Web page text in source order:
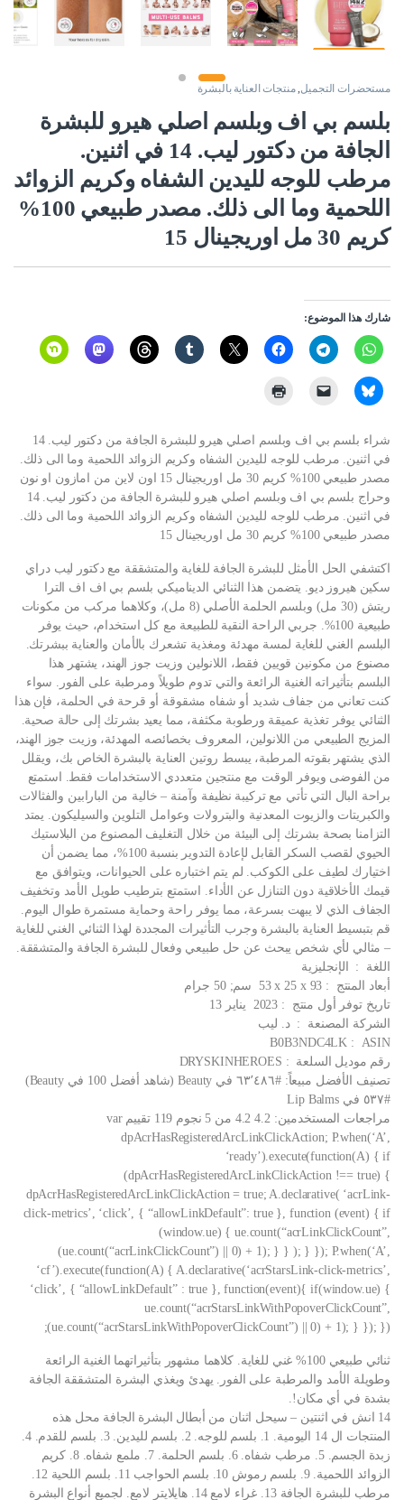
مستحضرات التجميل ,منتجات العناية بالبشرة
بلسم بي اف وبلسم اصلي هيرو للبشرة
الجافة من دكتور ليب. 14 في اثنين.
مرطب للوجه لليدين الشفاه وكريم الزوائد
اللحمية وما الى ذلك. مصدر طبيعي 100%
كريم 30 مل اوريجينال 15
شارك هذا الموضوع:
شراء بلسم بي اف وبلسم اصلي هيرو للبشرة الجافة من دكتور ليب. 14
في اثنين. مرطب للوجه لليدين الشفاه وكريم الزوائد اللحمية وما الى ذلك.
مصدر طبيعي 100% كريم 30 مل اوريجينال 15 اون لاين من امازون او نون
وحراج بلسم بي اف وبلسم اصلي هيرو للبشرة الجافة من دكتور ليب. 14
في اثنين. مرطب للوجه لليدين الشفاه وكريم الزوائد اللحمية وما الى ذلك.
مصدر طبيعي 100% كريم 30 مل اوريجينال 15
اكتشفي الحل الأمثل للبشرة الجافة للغاية والمتشققة مع دكتور ليب دراي
سكين هيروز ديو. يتضمن هذا الثنائي الديناميكي بلسم بي اف اف الترا
ريتش (30 مل) وبلسم الحلمة الأصلي (8 مل)، وكلاهما مركب من مكونات
طبيعية 100%. جربي الراحة النقية للطبيعة مع كل استخدام، حيث يوفر
البلسم الغني للغاية لمسة مهدئة ومغذية تشعرك بالأمان والعناية ببشرتك.
مصنوع من مكونين قويين فقط، اللانولين وزيت جوز الهند، يشتهر هذا
البلسم بتأثيراته الغنية الرائعة والتي تدوم طويلاً ومرطبة على الفور. سواء
كنت تعاني من جفاف شديد أو شفاه مشقوقة أو قرحة في الحلمة، فإن هذا
الثنائي يوفر تغذية عميقة ورطوبة مكثفة، مما يعيد بشرتك إلى حالة صحية.
المزيج الطبيعي من اللانولين، المعروف بخصائصه المهدئة، وزيت جوز الهند،
الذي يشتهر بقوته المرطبة، يبسط روتين العناية بالبشرة الخاص بك، ويقلل
من الفوضى ويوفر الوقت مع منتجين متعددي الاستخدامات فقط. استمتع
براحة البال التي تأتي مع تركيبة نظيفة وآمنة – خالية من البارابين والفثالات
والكبريتات والزيوت المعدنية والبترولات وعوامل التلوين والسيليكون. يمتد
التزامنا بصحة بشرتك إلى البيئة من خلال التغليف المصنوع من البلاستيك
الحيوي لقصب السكر القابل لإعادة التدوير بنسبة 100%، مما يضمن أن
اختيارك لطيف على الكوكب. لم يتم اختباره على الحيوانات، ويتوافق مع
قيمك الأخلاقية دون التنازل عن الأداء. استمتع بترطيب طويل الأمد وتخفيف
الجفاف الذي لا يبهت بسرعة، مما يوفر راحة وحماية مستمرة طوال اليوم.
قم بتبسيط العناية بالبشرة وجرب التأثيرات المجددة لهذا الثنائي الغني للغاية
– مثالي لأي شخص يبحث عن حل طبيعي وفعال للبشرة الجافة والمتشققة.
اللغة ‏ : ‎ الإنجليزية
أبعاد المنتج ‏ : ‎ 53 x 25 x 93 سم; 50 جرام
تاريخ توفر أول منتج ‏ : ‎ 2023 يناير 13
الشركة المصنعة ‏ : ‎ د. ليب
ASIN ‏ : ‎ B0B3NDC4LK
رقم موديل السلعة ‏ : ‎ DRYSKINHEROES
تصنيف الأفضل مبيعاً: #٦٣٬٤٨٦ في Beauty (شاهد أفضل 100 في Beauty)
#٥٣٧ في Lip Balms
مراجعات المستخدمين: 4.2 4.2 من 5 نجوم 119 تقييم var
dpAcrHasRegisteredArcLinkClickAction; P.when(‘A’,
‘ready’).execute(function(A) { if
(dpAcrHasRegisteredArcLinkClickAction !== true) {
dpAcrHasRegisteredArcLinkClickAction = true; A.declarative( ‘acrLink-
click-metrics’, ‘click’, { “allowLinkDefault”: true }, function (event) { if
(window.ue) { ue.count(“acrLinkClickCount”,
(ue.count(“acrLinkClickCount”) || 0) + 1); } } ); } }); P.when(‘A’,
‘cf’).execute(function(A) { A.declarative(‘acrStarsLink-click-metrics’,
‘click’, { “allowLinkDefault” : true }, function(event){ if(window.ue) {
ue.count(“acrStarsLinkWithPopoverClickCount”,
(ue.count(“acrStarsLinkWithPopoverClickCount”) || 0) + 1); } }); });
ثنائي طبيعي 100% غني للغاية. كلاهما مشهور بتأثيراتهما الغنية الرائعة
وطويلة الأمد والمرطبة على الفور. يهدئ ويغذي البشرة المتشققة الجافة
بشدة في أي مكان!.
14 انش في اثنتين – سيحل اثنان من أبطال البشرة الجافة محل هذه
زبدة الجسم. 5. مرطب شفاه. 6. بلسم الحلمة. 7. ملمع شفاه. 8. كريم
مرطب للبشرة الجافة 13. غراء لامع 14. هايلايتر لامع. لجميع أنواع البشرة